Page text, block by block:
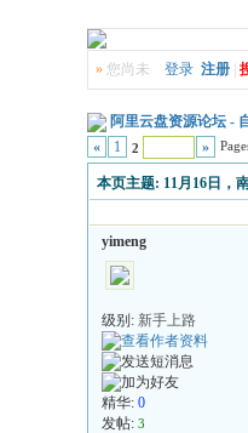
» 您尚未 登录 注册
阿里云盘资源论坛 -
«
1 2 »
本页主题: 11月16日，
yimeng
级别: 新手上路
精华: 0
发帖: 3